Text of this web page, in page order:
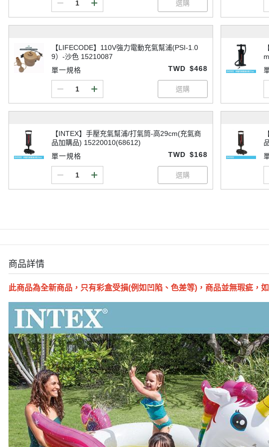
【LIFECODE】110V強力電動充氣幫浦(PSI-1.0
9）-沙色 15210087
單一規格
TWD $468
【INTEX】手壓充氣幫浦/打氣筒-高29cm(充氣商
品加購品) 15220010(68612)
單一規格
TWD $168
商品詳情
此商品為全新商品，只有彩盒受損(例如凹陷、色差等)，商品並無瑕疵，